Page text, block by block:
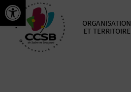
Ouvrir la barre d’outils
ORGANISATION
ET TERRITOIRE